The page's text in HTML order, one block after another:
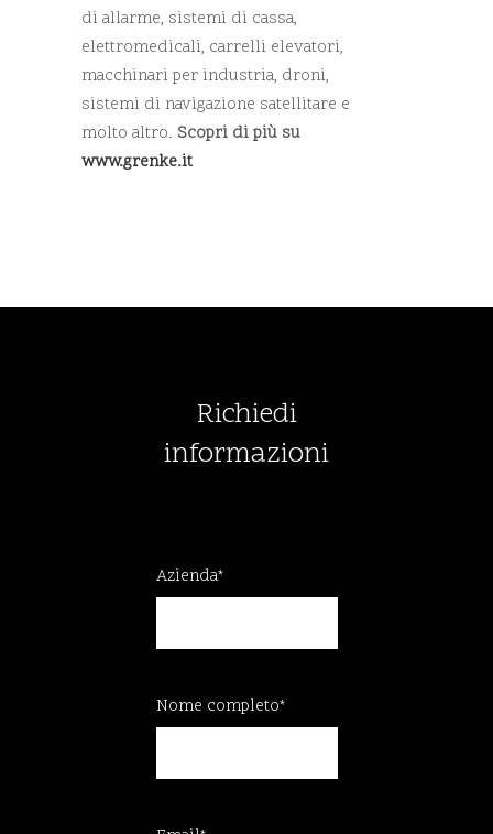
di allarme, sistemi di cassa,
elettromedicali, carrelli elevatori,
macchinari per industria, droni,
sistemi di navigazione satellitare e
molto altro. Scopri di più su
www.grenke.it
Richiedi
informazioni
Azienda*
Nome completo*